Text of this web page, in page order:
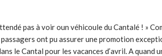
pas à voir oun véhicoule du Cantalé ! »
ont pu assurer une promotion
le Cantal pour les vacances d’avril. A quand